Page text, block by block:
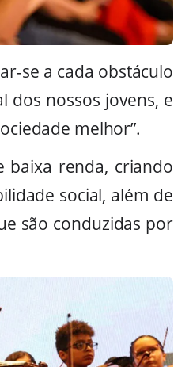
se a cada obstáculo
dos nossos jovens, e
melhor”.
baixa renda, criando
social, além de
são conduzidas por